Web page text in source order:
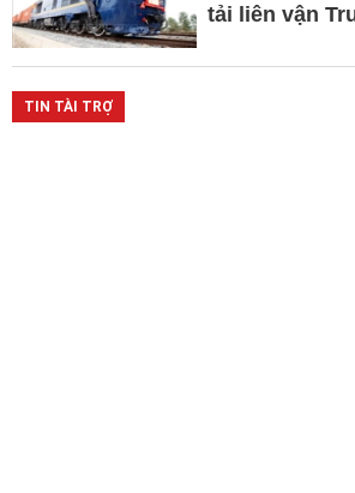
tải liên vận